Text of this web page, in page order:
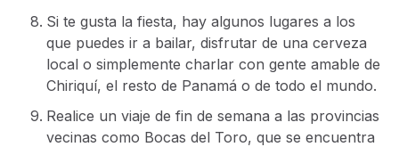
Si te gusta la fiesta, hay algunos lugares a los
que puedes ir a bailar, disfrutar de una cerveza
local o simplemente charlar con gente amable de
Chiriquí, el resto de Panamá o de todo el mundo.
Realice un viaje de fin de semana a las provincias
vecinas como Bocas del Toro, que se encuentra